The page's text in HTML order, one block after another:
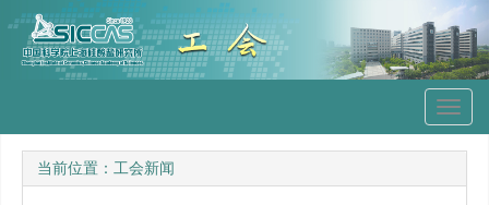
当前位置： 工会新闻